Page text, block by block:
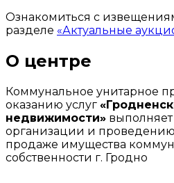
Ознакомиться с
разделе «Актуальные
О центре
Коммунальное унитарное
оказанию услуг
недвижимости»
организации и
продаже имущества
собственности г. Гродно